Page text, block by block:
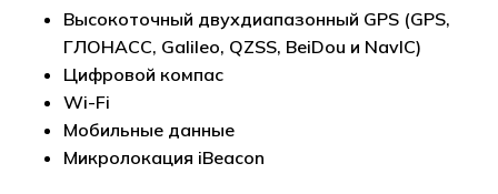
Высокоточный двухдиапазонный GPS (GPS,
ГЛОНАСС, Galileo, QZSS, BeiDou и NavIC)
Цифровой компас
Wi-Fi
Мобильные данные
Микролокация iBeacon